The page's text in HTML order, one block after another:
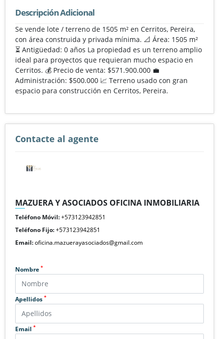
Descripción Adicional
Se vende lote / terreno de 1505 m² en Cerritos, Pereira,
con área construida y privada mínima. 📐 Área: 1505 m²
⏳ Antigüedad: 0 años La propiedad es un terreno amplio
ideal para proyectos que requieran mucho espacio en
Cerritos. 💰 Precio de venta: $571.900.000 💼
Administración: $500.000 📈 Terreno usado con gran
espacio para construcción en Cerritos, Pereira.
Contacte al agente
MAZUERA Y ASOCIADOS OFICINA INMOBILIARIA
Teléfono Móvil:+573123942851
Teléfono Fijo:+573123942851
Email:oficina.mazuerayasociados@gmail.com
Nombre *
Apellidos *
Email *